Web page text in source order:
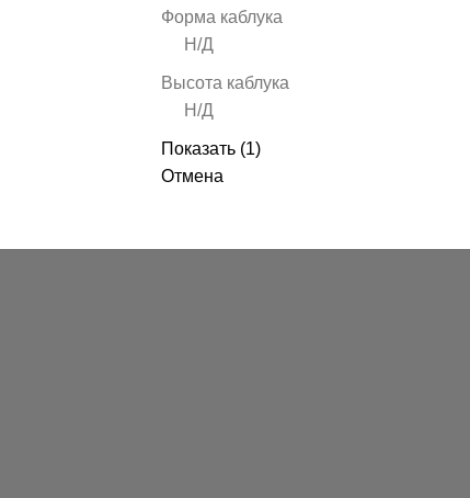
Форма каблука
Н/Д
Высота каблука
Н/Д
Показать (1)
Отмена